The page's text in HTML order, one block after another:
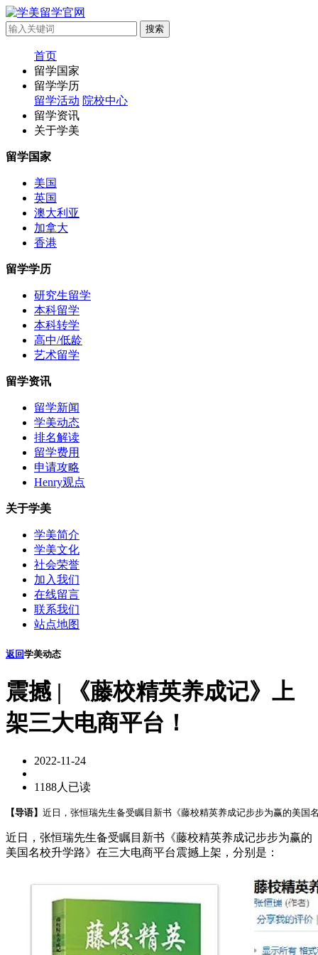
首页
留学国家
留学学历
留学活动 院校中心
留学资讯
关于学美
留学国家
美国
英国
澳大利亚
加拿大
香港
留学学历
研究生留学
本科留学
本科转学
高中/低龄
艺术留学
留学资讯
留学新闻
学美动态
排名解读
留学费用
申请攻略
Henry观点
关于学美
学美简介
学美文化
社会荣誉
加入我们
在线留言
联系我们
站点地图
返回学美动态
震撼 | 《藤校精英养成记》上
架三大电商平台！
2022-11-24
1188人已读
【导语】 近日，张恒瑞先生备受瞩目新书《藤校精英养成记步步为赢的美
近日，张恒瑞先生备受瞩目新书《藤校精英养成记步步为赢的
美国名校升学路》在三大电商平台震撼上架，分别是：